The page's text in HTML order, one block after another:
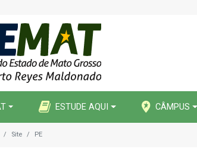
ESTUDE AQUI CÂMPUS
Site PE